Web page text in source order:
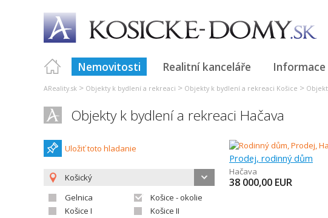
Nemovitosti Realitní kanceláře Informace
AReality.sk > Objekty k bydlení a rekreaci > Objekty k bydlení a rekreaci Košice >
Objekty k bydlení a rekreaci Hačava
Uložiť toto hladanie
Košický
Gelnica
Košice - okolie
Košice I
Košice II
Prodej, rodinný dům
Hačava
38 000,00 EUR